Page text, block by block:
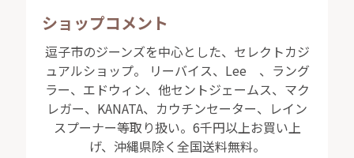
ショップコメント
逗子市のジーンズを中心とした、セレクトカジ
ュアルショップ。 リーバイス、Lee 、ラング
ラー、エドウィン、他セントジェームス、マク
レガー、KANATA、カウチンセーター、レイン
スプーナー等取り扱い。6千円以上お買い上
げ、沖縄県除く全国送料無料。